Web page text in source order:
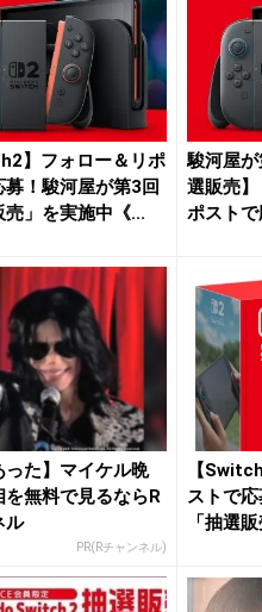
】フォロー＆リポ
募！駿河屋が第3回
売」を実施中《...
駿河屋
選販売
ポスト
った】マイケル晩
を無料で見るならR
ル
PR(Rチャンネル)
【
ストで
「抽選